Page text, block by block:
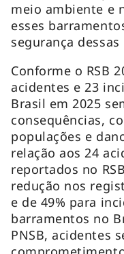
meio ambiente e
esses
segurança
Conforme o RSB
acidentes e 23
Brasil em 2025
consequências,
populações e
relação aos 24
reportados no
redução nos
e de 49% para
barramentos no
PNSB, acidentes